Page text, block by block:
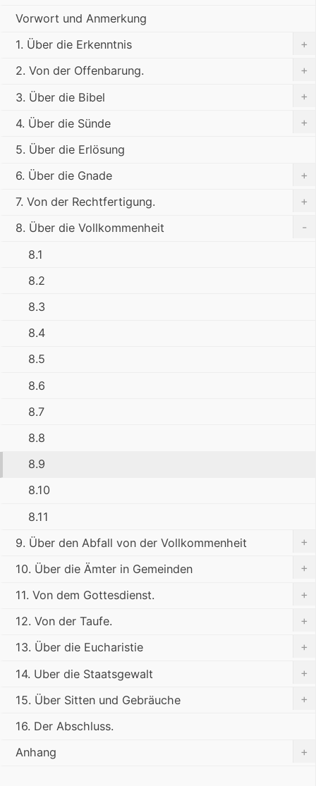
Vorwort und Anmerkung
1. Über die Erkenntnis
+
2. Von der Offenbarung.
+
3. Über die Bibel
+
4. Über die Sünde
+
5. Über die Erlösung
6. Über die Gnade
+
7. Von der Rechtfertigung.
+
8. Über die Vollkommenheit
-
8.1
8.2
8.3
8.4
8.5
8.6
8.7
8.8
8.9
8.10
8.11
9. Über den Abfall von der Vollkommenheit
+
10. Über die Ämter in Gemeinden
+
11. Von dem Gottesdienst.
+
12. Von der Taufe.
+
13. Über die Eucharistie
+
14. Uber die Staatsgewalt
+
15. Über Sitten und Gebräuche
+
16. Der Abschluss.
Anhang
+